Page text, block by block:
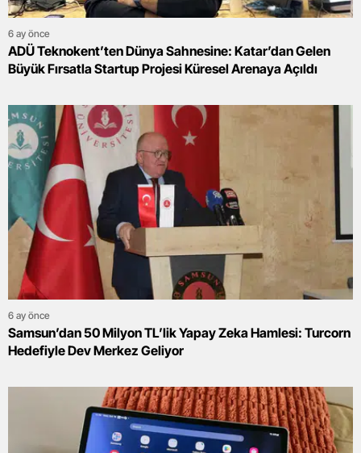
6 ay önce
ADÜ Teknokent’ten Dünya Sahnesine: Katar’dan Gelen
Büyük Fırsatla Startup Projesi Küresel Arenaya Açıldı
6 ay önce
Samsun’dan 50 Milyon TL’lik Yapay Zeka Hamlesi: Turcorn
Hedefiyle Dev Merkez Geliyor